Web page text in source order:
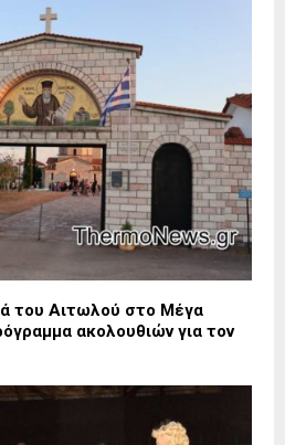
του Αιτωλού στο Μέγα
ακολουθιών για τον